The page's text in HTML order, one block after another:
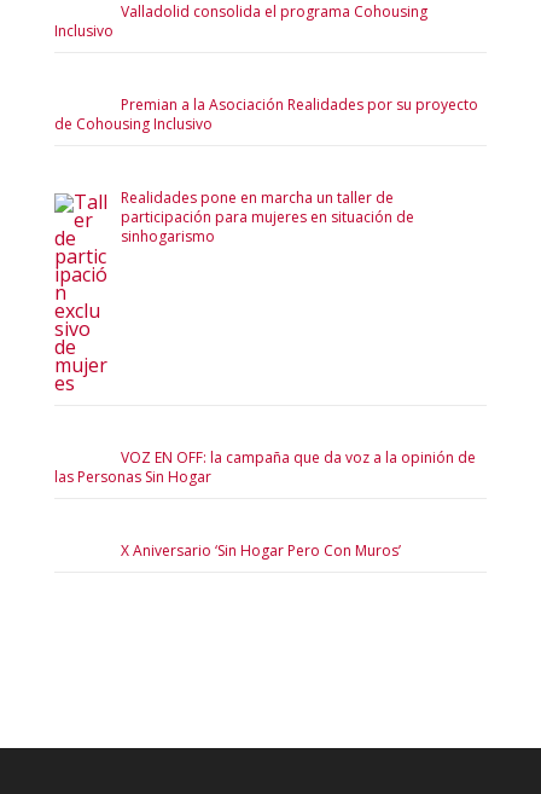
Valladolid consolida el programa Cohousing
Inclusivo
Premian a la Asociación Realidades por su proyecto
de Cohousing Inclusivo
Realidades pone en marcha un taller de
participación para mujeres en situación de
sinhogarismo
VOZ EN OFF: la campaña que da voz a la opinión de
las Personas Sin Hogar
X Aniversario ‘Sin Hogar Pero Con Muros’